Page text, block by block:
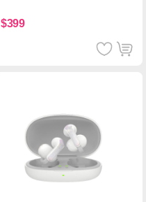
$399